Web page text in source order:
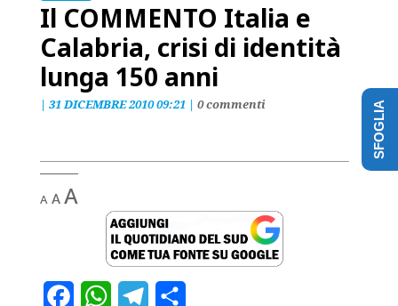
Il COMMENTO Italia e
Calabria, crisi di identità
lunga 150 anni
| 31 DICEMBRE 2010 09:21 | 0 commenti
A
Decrease
font
A
Reset
font
AIncrease
font
size.
W
SFOGLIA